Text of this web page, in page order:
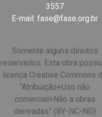
3557
E-mail:fase@fase.org.br
Somente alguns direitos
reservados. Esta obra
licença Creative Commons
“Atribuição+Uso não
comercial+Não a obras
derivadas” (BY-NC-ND)